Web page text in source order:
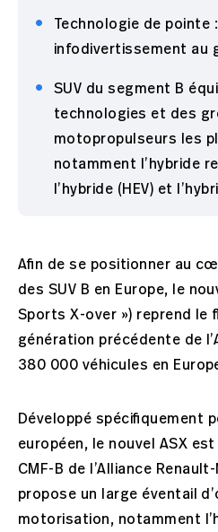
Technologie de pointe
infodivertissement au
SUV du segment B
technologies et des
motopropulseurs les
notamment l’hybride
l’hybride (HEV) et
Afin de se positionner au
des SUV B en Europe, le
Sports X-over ») reprend le
génération précédente de
380 000 véhicules en
Développé spécifiquement
européen, le nouvel ASX
CMF-B de l’Alliance
propose un large éventail
motorisation, notamment